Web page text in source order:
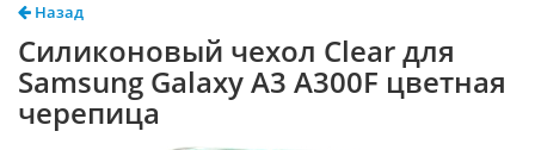
Назад
Силиконовый чехол Clear для
Samsung Galaxy A3 A300F цветная
черепица